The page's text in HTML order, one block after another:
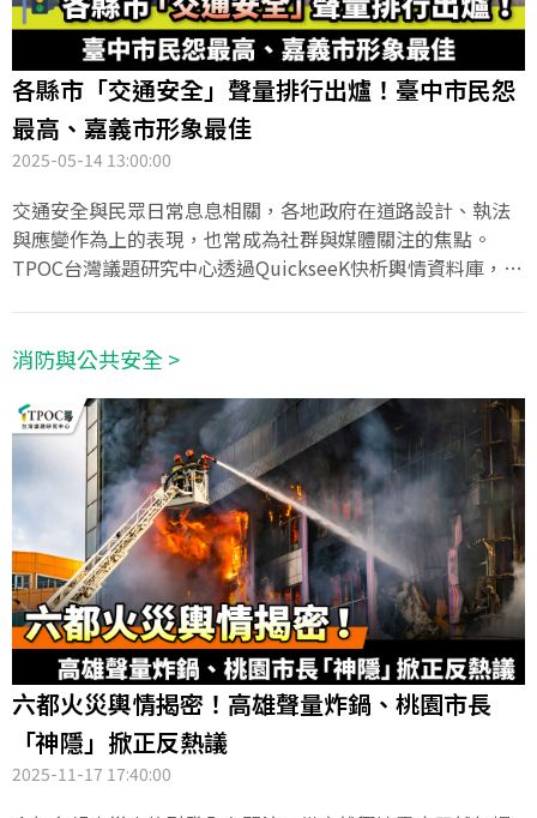
各縣市「交通安全」聲量排行出爐！臺中市民怨
最高、嘉義市形象最佳
2025-05-14 13:00:00
交通安全與民眾日常息息相關，各地政府在道路設計、執法
與應變作為上的表現，也常成為社群與媒體關注的焦點。
TPOC台灣議題研究中心透過QuickseeK快析輿情資料庫，統
市在交通形象上獲得最高好感，反觀臺中市雖聲量高居前
核心。
消防與公共安全 >
六都火災輿情揭密！高雄聲量炸鍋、桃園市長
「神隱」掀正反熱議
2025-11-17 17:40:00